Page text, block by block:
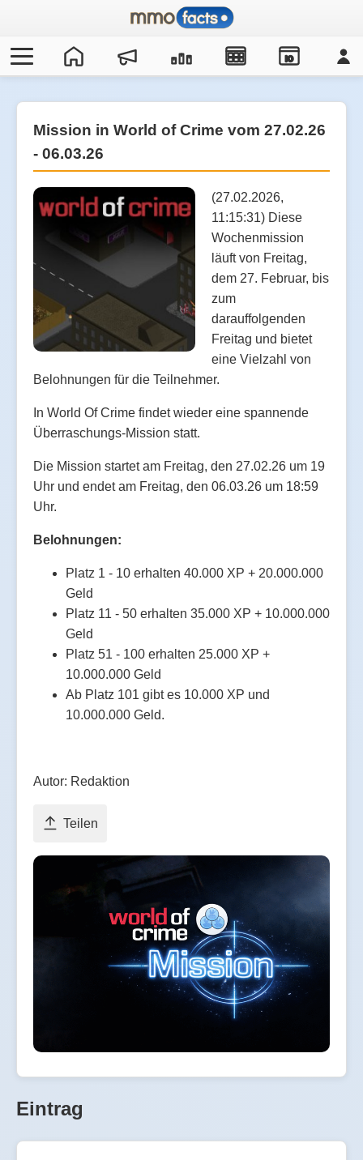
IO
Mission in World of Crime vom 27.02.26
- 06.03.26
(27.02.2026,
11:15:31) Diese
Wochenmission
läuft von Freitag,
dem 27. Februar, bis
zum
darauffolgenden
Freitag und bietet
eine Vielzahl von
Belohnungen für die Teilnehmer.
In World Of Crime findet wieder eine spannende
Überraschungs-Mission statt.
Die Mission startet am Freitag, den 27.02.26 um 19
Uhr und endet am Freitag, den 06.03.26 um 18:59
Uhr.
Belohnungen:
Platz 1 - 10 erhalten 40.000 XP + 20.000.000
Geld
Platz 11 - 50 erhalten 35.000 XP + 10.000.000
Geld
Platz 51 - 100 erhalten 25.000 XP +
10.000.000 Geld
Ab Platz 101 gibt es 10.000 XP und
10.000.000 Geld.
Autor: Redaktion
Teilen
Eintrag